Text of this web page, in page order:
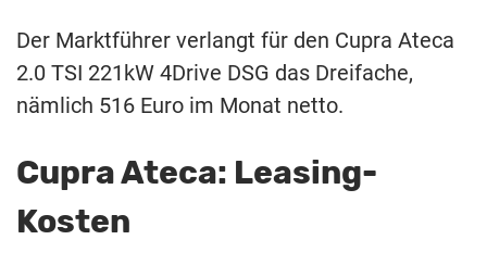
Der Marktführer verlangt für den Cupra Ateca
2.0 TSI 221kW 4Drive DSG das Dreifache,
nämlich 516 Euro im Monat netto.
Cupra Ateca: Leasing-
Kosten